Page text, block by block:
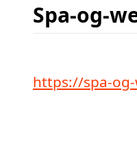
Spa-og-
https://spa-